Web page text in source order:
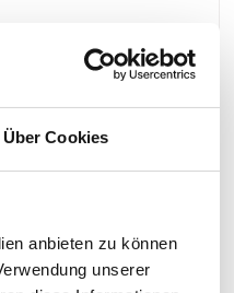
Über Cookies
anbieten zu können
unserer